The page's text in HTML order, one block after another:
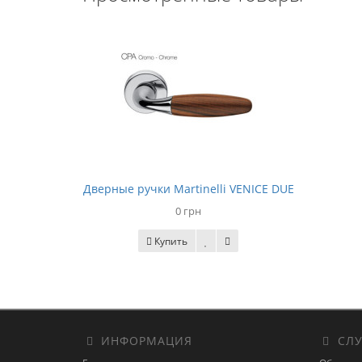
Дверные ручки Martinelli VENICE DUE
0 грн
Купить
ИНФОРМАЦИЯ